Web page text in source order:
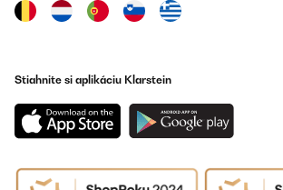
Stiahnite si aplikáciu Klarstein